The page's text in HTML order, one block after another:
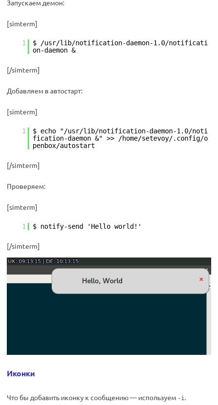
Запускаем демон:
[simterm]
1
$ /usr/lib/notification-daemon-1.0/notificati
on-daemon &
[/simterm]
Добавляем в автостарт:
[simterm]
1
$ echo "/usr/lib/notification-daemon-1.0/noti
fication-daemon &" >> /home/setevoy/.config/o
penbox/autostart
[/simterm]
Проверяем:
[simterm]
1 $ notify-send 'Hello world!'
[/simterm]
Иконки
Что бы добавить иконку к сообщению — используем -i.